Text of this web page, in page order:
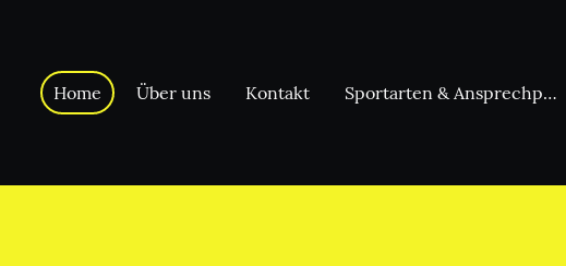
Home Über uns Kontakt Sportarten & Ansprechpartner